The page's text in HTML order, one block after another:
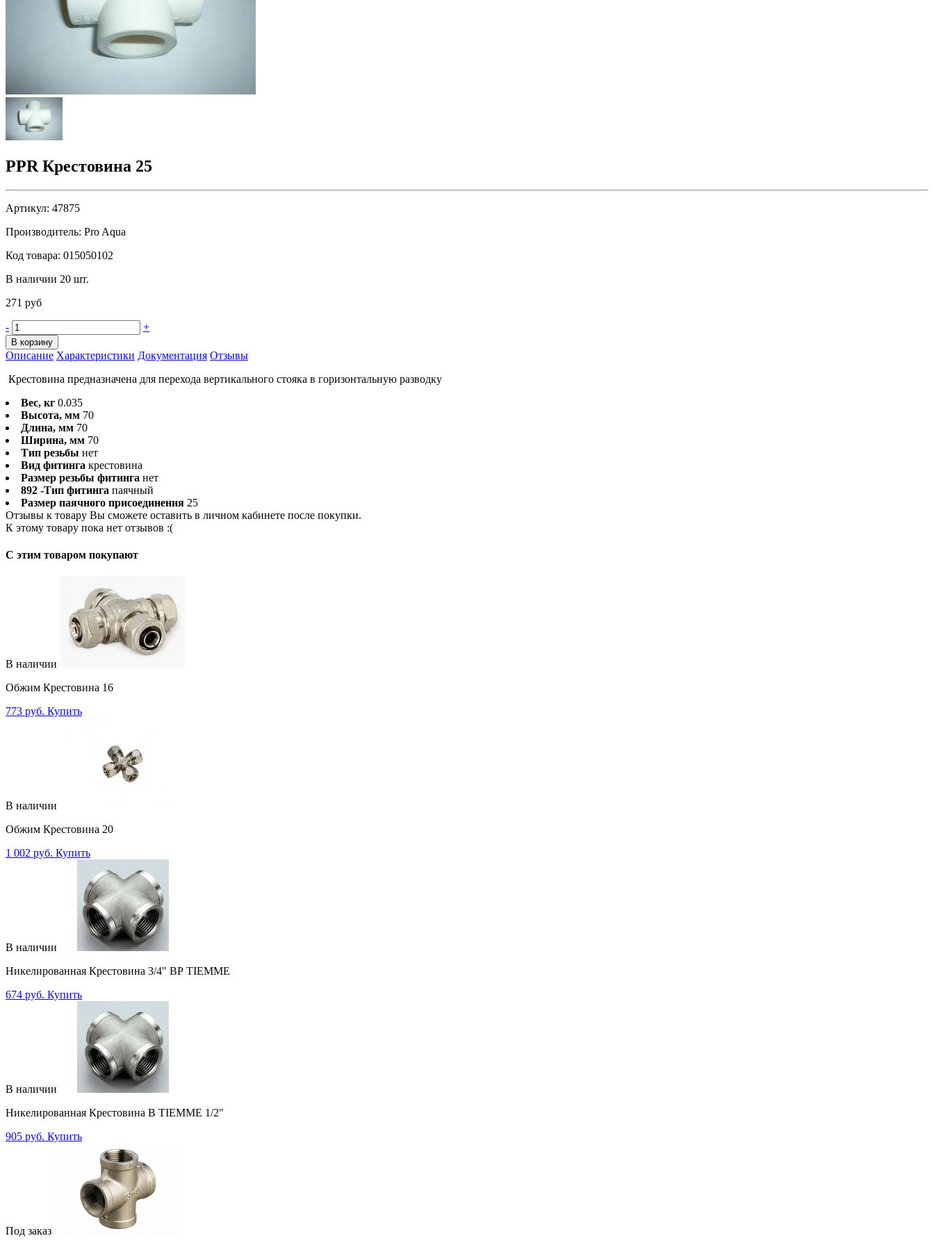
PPR Крестовина 25
Артикул: 47875
Производитель: Pro Aqua
Код товара: 015050102
В наличии 20 шт.
271 руб
- +
В корзину
Описание Характеристики Документация Отзывы
Крестовина предназначена для перехода вертикального стояка в горизонтальную разводку
Вес, кг 0.035
Высота, мм 70
Длина, мм 70
Ширина, мм 70
Тип резьбы нет
Вид фитинга крестовина
Размер резьбы фитинга нет
892 -Тип фитинга паячный
Размер паячного присоединения 25
Отзывы к товару Вы сможете оставить в личном кабинете после покупки.
К этому товару пока нет отзывов :(
C этим товаром покупают
В наличии
Обжим Крестовина 16
773 руб. Купить
В наличии
Обжим Крестовина 20
1 002 руб. Купить
В наличии
Никелированная Крестовина 3/4" ВР TIEMME
674 руб. Купить
В наличии
Никелированная Крестовина В TIEMME 1/2"
905 руб. Купить
Под заказ